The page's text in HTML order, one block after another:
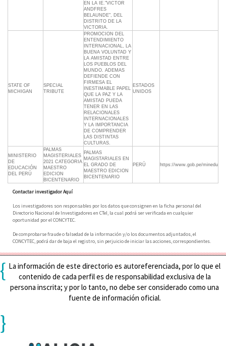
EN LA IE."VICTOR
ANDFRES
BELAUNDE", DEL
DISTRITO DE LA
VICTORIA.
STATE OF
MICHIGAN
SPECIAL
TRIBUTE
PROMOCION DEL
ENTENDIMIENTO
INTERNACIONAL, LA
BUENA VOLUNTAD Y
LA AMISTAD ENTRE
LOS PUEBLOS DEL
MUNDO. ADEMAS
DEFIENDE CON
FIRMESA EL
INESTIMABLE PAPEL
QUE LA PAZ Y LA
AMISTAD PUEDA
TENER EN LAS
RELACIONALES
INTERNACIONALES
Y LA IMPORTANCIA
DE COMPRENDER
LAS DISTINTAS
CULTURAS.
ESTADOS
UNIDOS
MINISTERIO
DE
EDUCACIÓN
DEL PERÚ
PALMAS
MAGISTERIALES
2021 CATEGORIA
MAESTRO
EDICION
BICENTENARIO
PALMAS
MAGISTARIALES EN
EL GRADO DE
MAESTRO EDICION
BICENTENARIO
PERÚ https://www.gob.pe/minedu
Contactar investigador Aquí
Los investigadores son responsables por los datos que consignen en la ficha personal del
Directorio Nacional de Investigadores en CTeI, la cual podrá ser verificada en cualquier
oportunidad por el CONCYTEC.
De comprobarse fraude o falsedad de la información y/o los documentos adjuntados, el
CONCYTEC, podrá dar de baja el registro, sin perjuicio de iniciar las acciones, correspondientes.
{ La información de este directorio es autoreferenciada, por lo que el
contenido de cada perfil es de responsabilidad exclusiva de la
persona inscrita; y por lo tanto, no debe ser considerado como una
fuente de información oficial.
}